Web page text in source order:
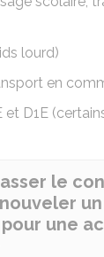
lourd)
en
et D1E
le
une